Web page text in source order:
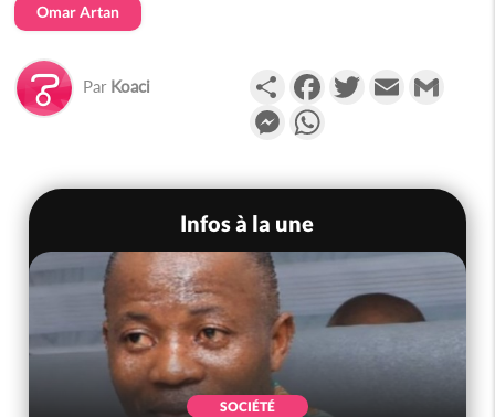
Omar Artan
Par Koaci PartagerFacebookTwitterEmail
Messenger
Infos à la une
SOCIÉTÉ